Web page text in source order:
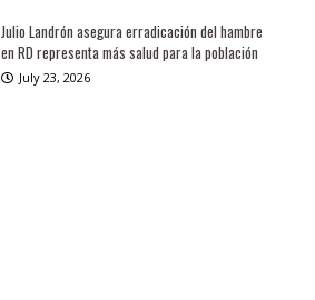
Julio Landrón asegura erradicación del hambre
en RD representa más salud para la población
July 23, 2026